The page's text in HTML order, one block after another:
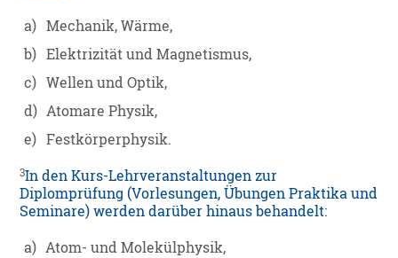
a) Mechanik, Wärme,
b) Elektrizität und Magnetismus,
c) Wellen und Optik,
d) Atomare Physik,
e) Festkörperphysik.
3In den Kurs-Lehrveranstaltungen zur
Diplomprüfung (Vorlesungen, Übungen Praktika und
Seminare) werden darüber hinaus behandelt:
a) Atom- und Molekülphysik,